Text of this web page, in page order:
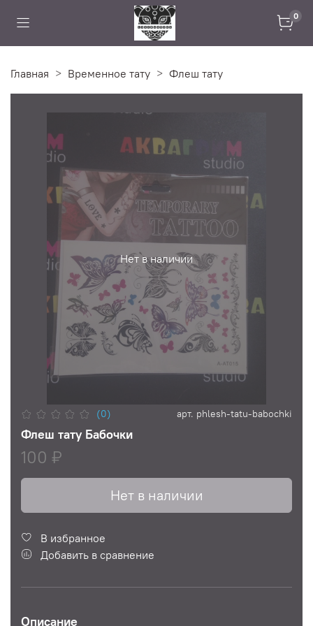
0
Главная Временное тату Флеш тату
Нет в наличии
(0) арт. phlesh-tatu-babochki
Флеш тату Бабочки
100 ₽
Нет в наличии
В избранное
Добавить в сравнение
Описание